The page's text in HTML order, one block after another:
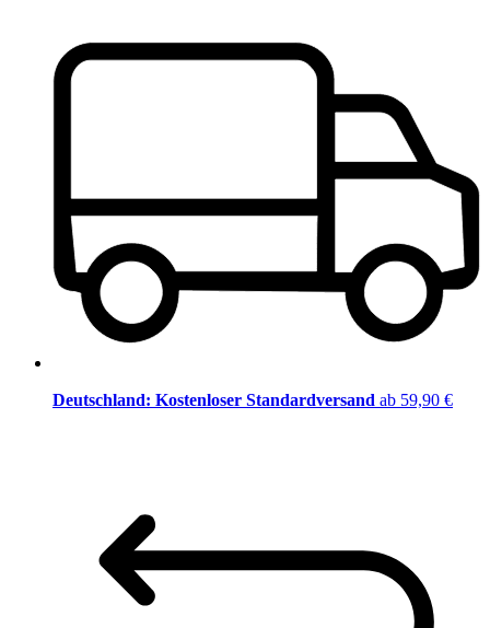
Deutschland: Kostenloser Standardversand ab 59,90 €